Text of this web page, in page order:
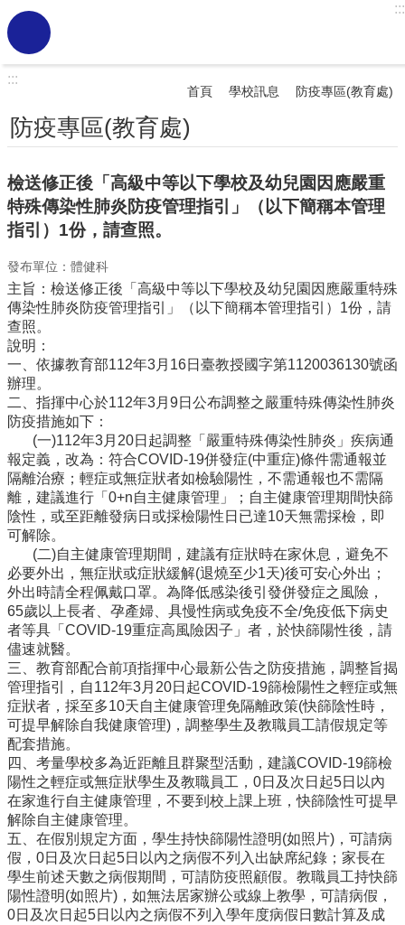
跳到主要內容區塊
進
階
熱
門
鍵
字
學
訊
息
認
識
虎
小
學
校
組
織
E
化
校
務
學
校
特
色
校
園
成
果
相
關
連
結
回
首
頁
:::
:::
首頁 學校訊息 防疫專區(教育處)
防疫專區(教育處)
檢送修正後「高級中等以下學校及幼兒園因應嚴重
特殊傳染性肺炎防疫管理指引」（以下簡稱本管理
指引）1份，請查照。
發布單位：體健科
主旨：檢送修正後「高級中等以下學校及幼兒園因應嚴重特殊
傳染性肺炎防疫管理指引」（以下簡稱本管理指引）1份，請
查照。
說明：
一、依據教育部112年3月16日臺教授國字第1120036130號函
辦理。
二、指揮中心於112年3月9日公布調整之嚴重特殊傳染性肺炎
防疫措施如下：
(一)112年3月20日起調整「嚴重特殊傳染性肺炎」疾病通
報定義，改為：符合COVID-19併發症(中重症)條件需通報並
隔離治療；輕症或無症狀者如檢驗陽性，不需通報也不需隔
離，建議進行「0+n自主健康管理」；自主健康管理期間快篩
陰性，或至距離發病日或採檢陽性日已達10天無需採檢，即
可解除。
(二)自主健康管理期間，建議有症狀時在家休息，避免不
必要外出，無症狀或症狀緩解(退燒至少1天)後可安心外出；
外出時請全程佩戴口罩。為降低感染後引發併發症之風險，
65歲以上長者、孕產婦、具慢性病或免疫不全/免疫低下病史
者等具「COVID-19重症高風險因子」者，於快篩陽性後，請
儘速就醫。
三、教育部配合前項指揮中心最新公告之防疫措施，調整旨揭
管理指引，自112年3月20日起COVID-19篩檢陽性之輕症或無
症狀者，採至多10天自主健康管理免隔離政策(快篩陰性時，
可提早解除自我健康管理)，調整學生及教職員工請假規定等
配套措施。
四、考量學校多為近距離且群聚型活動，建議COVID-19篩檢
陽性之輕症或無症狀學生及教職員工，0日及次日起5日以內
在家進行自主健康管理，不要到校上課上班，快篩陰性可提早
解除自主健康管理。
五、在假別規定方面，學生持快篩陽性證明(如照片)，可請病
假，0日及次日起5日以內之病假不列入出缺席紀錄；家長在
學生前述天數之病假期間，可請防疫照顧假。教職員工持快篩
陽性證明(如照片)，如無法居家辦公或線上教學，可請病假，
0日及次日起5日以內之病假不列入學年度病假日數計算及成